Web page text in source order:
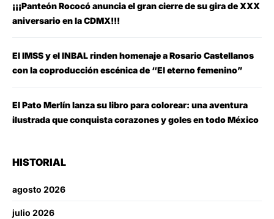
¡¡¡Panteón Rococó anuncia el gran cierre de su gira de XXX
aniversario en la CDMX!!!
El IMSS y el INBAL rinden homenaje a Rosario Castellanos
con la coproducción escénica de “El eterno femenino”
El Pato Merlín lanza su libro para colorear: una aventura
ilustrada que conquista corazones y goles en todo México
HISTORIAL
agosto 2026
julio 2026